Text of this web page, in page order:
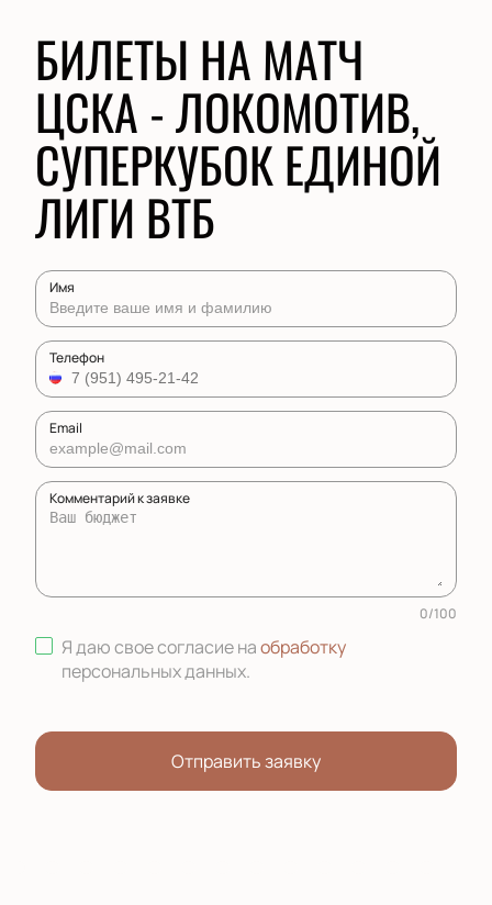
БИЛЕТЫ НА МАТЧ
ЦСКА - ЛОКОМОТИВ,
СУПЕРКУБОК ЕДИНОЙ
ЛИГИ ВТБ
Имя
Телефон
Email
Комментарий к заявке
0/100
Я даю свое согласие наобработку
персональных данных.
Отправить заявку